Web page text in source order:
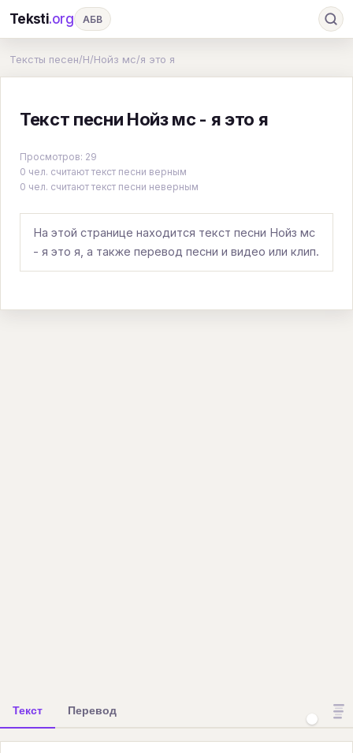
Teksti.org АБВ
В
Т У Ф Х Ц Ч Ш
H I J K L
Q R S T U V W X Y
Тексты песен/Н/Нойз мс/я это я
Текст песни Нойз мс - я это я
Просмотров: 29
0 чел. считают текст песни верным
0 чел. считают текст песни неверным
На этой странице находится текст песни Нойз мс
- я это я, а также перевод песни и видео или клип.
Текст Перевод